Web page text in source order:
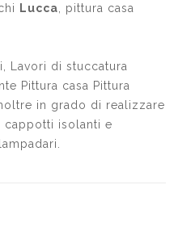
Lucca , pittura casa
Lavori di stuccatura
Pittura casa Pittura
in grado di realizzare
cappotti isolanti e